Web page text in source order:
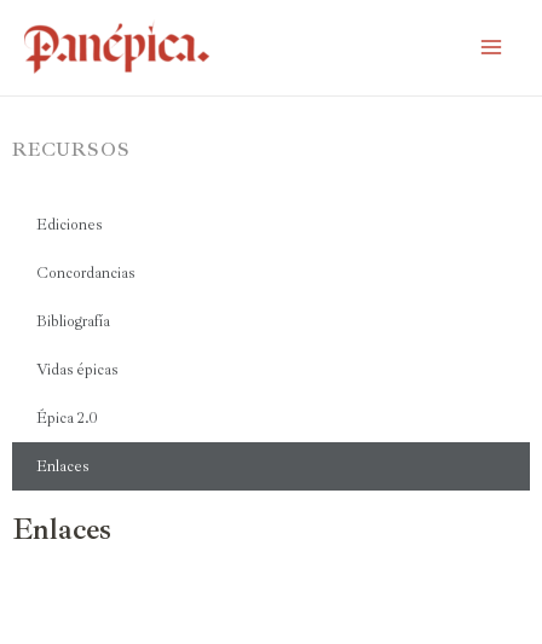
RECURSOS
Ediciones
Concordancias
Bibliografía
Vidas épicas
Épica 2.0
Enlaces
Enlaces